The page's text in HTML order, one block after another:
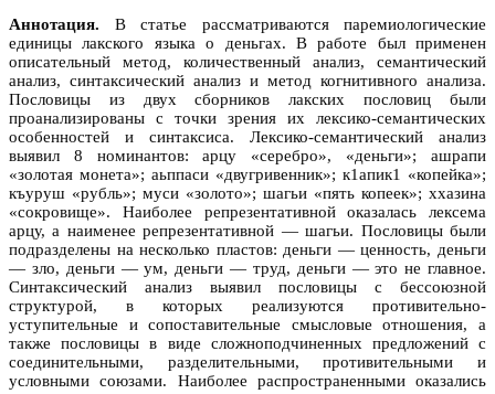
Аннотация. В статье рассматриваются паремиологические
единицы лакского языка о деньгах. В работе был применен
описательный метод, количественный анализ, семантический
анализ, синтаксический анализ и метод когнитивного анализа.
Пословицы из двух сборников лакских пословиц были
проанализированы с точки зрения их лексико-семантических
особенностей и синтаксиса. Лексико-семантический анализ
выявил 8 номинантов: арцу «серебро», «деньги»; ашрапи
«золотая монета»; аьппаси «двугривенник»; к1апик1 «копейка»;
къуруш «рубль»; муси «золото»; шагьи «пять копеек»; ххазина
«сокровище». Наиболее репрезентативной оказалась лексема
арцу, а наименее репрезентативной — шагьи. Пословицы были
подразделены на несколько пластов: деньги — ценность, деньги
— зло, деньги — ум, деньги — труд, деньги — это не главное.
Синтаксический анализ выявил пословицы с бессоюзной
структурой, в которых реализуются противительно-
уступительные и сопоставительные смысловые отношения, а
также пословицы в виде сложноподчиненных предложений с
соединительными, разделительными, противительными и
условными союзами. Наиболее распространенными оказались